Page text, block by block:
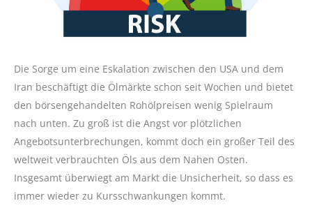
Die Sorge um eine Eskalation zwischen den USA und dem
Iran beschäftigt die Ölmärkte schon seit Wochen und bietet
den börsengehandelten Rohölpreisen wenig Spielraum
nach unten. Zu groß ist die Angst vor plötzlichen
Angebotsunterbrechungen, kommt doch ein großer Teil des
weltweit verbrauchten Öls aus dem Nahen Osten.
Insgesamt überwiegt am Markt die Unsicherheit, so dass es
immer wieder zu Kursschwankungen kommt.